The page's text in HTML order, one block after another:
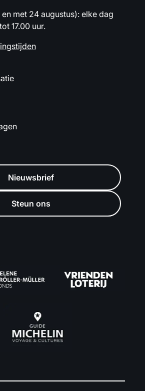
met 24 augustus): elke dag
17.00 uur.
Nieuwsbrief
Steun ons